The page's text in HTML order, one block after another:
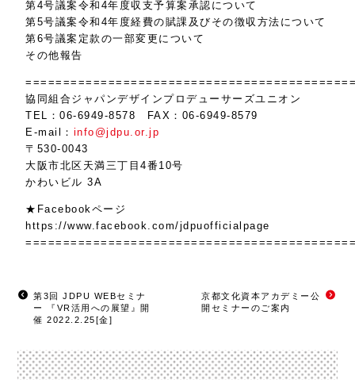
第4号議案令和4年度収支予算案承認について
第5号議案令和4年度経費の賦課及びその徴収方法について
第6号議案定款の一部変更について
その他報告
協同組合ジャパンデザインプロデューサーズユニオン
TEL：06-6949-8578 FAX：06-6949-8579
E-mail： info@jdpu.or.jp
〒530-0043
大阪市北区天満三丁目4番10号
かわいビル 3A
★Facebookページ
https://www.facebook.com/jdpuofficialpage
第3回 JDPU WEBセミナ
ー 『VR活用への展望』開
催 2022.2.25[金]
京都文化資本アカデミー公
開セミナーのご案内